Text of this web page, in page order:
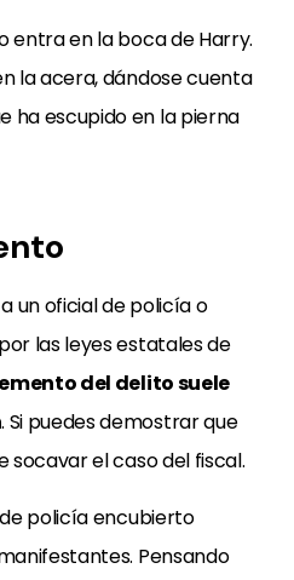
entra en la boca de Harry.
la acera, dándose cuenta
ha escupido en la pierna
un oficial de policía o
las leyes estatales de
del delito suele
. Si puedes demostrar que
socavar el caso del fiscal.
policía encubierto
Pensando